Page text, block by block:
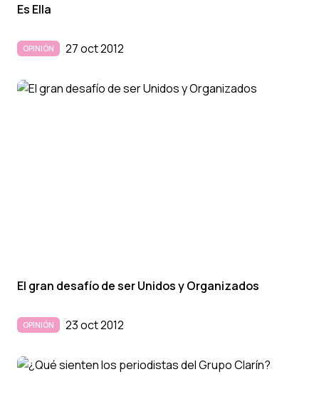
Es Ella
OPINIÓN 27 oct 2012
El gran desafí­o de ser Unidos y Organizados
OPINIÓN 23 oct 2012